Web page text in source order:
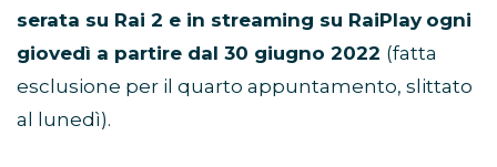
serata su Rai 2 e in streaming su RaiPlay ogni
giovedì a partire dal 30 giugno 2022 (fatta
esclusione per il quarto appuntamento, slittato
al lunedì).